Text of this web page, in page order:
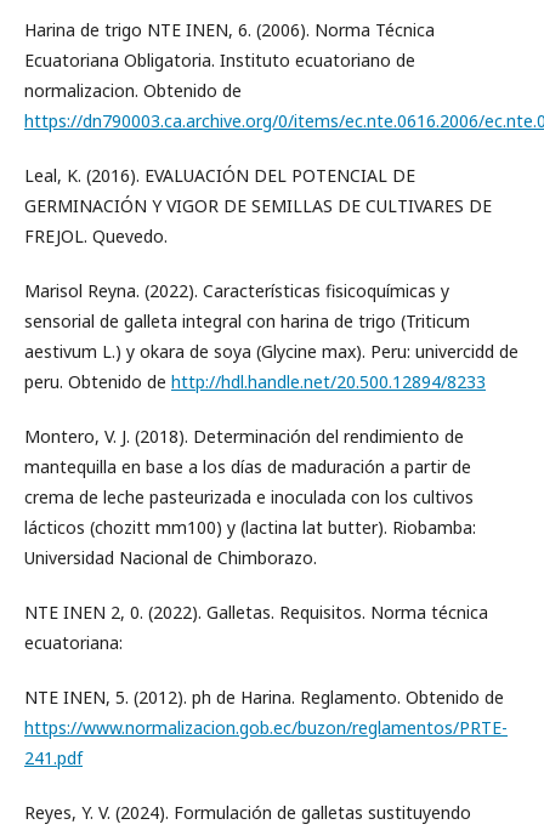
Harina de trigo NTE INEN, 6. (2006). Norma Técnica
Ecuatoriana Obligatoria. Instituto ecuatoriano de
normalizacion. Obtenido de
https://dn790003.ca.archive.org/0/items/ec.nte.0616.2006/
Leal, K. (2016). EVALUACIÓN DEL POTENCIAL DE
GERMINACIÓN Y VIGOR DE SEMILLAS DE CULTIVARES DE
FREJOL. Quevedo.
Marisol Reyna. (2022). Características fisicoquímicas y
sensorial de galleta integral con harina de trigo (Triticum
aestivum L.) y okara de soya (Glycine max). Peru: univercidd de
peru. Obtenido de http://hdl.handle.net/20.500.12894/8233
Montero, V. J. (2018). Determinación del rendimiento de
mantequilla en base a los días de maduración a partir de
crema de leche pasteurizada e inoculada con los cultivos
lácticos (chozitt mm100) y (lactina lat butter). Riobamba:
Universidad Nacional de Chimborazo.
NTE INEN 2, 0. (2022). Galletas. Requisitos. Norma técnica
ecuatoriana:
NTE INEN, 5. (2012). ph de Harina. Reglamento. Obtenido de
https://www.normalizacion.gob.ec/buzon/reglamentos/PRTE-
241.pdf
Reyes, Y. V. (2024). Formulación de galletas sustituyendo